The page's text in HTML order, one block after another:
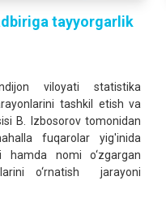
tayyorgarlik
viloyati statistika
tashkil etish va
B. Izbosorov tomonidan
fuqarolar yig'inida
hamda nomi o‘zgargan
o‘rnatish jarayoni